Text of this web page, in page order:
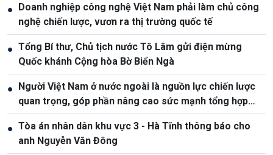
● Doanh nghiệp công nghệ Việt Nam phải làm chủ công
nghệ chiến lược, vươn ra thị trường quốc tế
● Tổng Bí thư, Chủ tịch nước Tô Lâm gửi điện mừng
Quốc khánh Cộng hòa Bờ Biển Ngà
● Người Việt Nam ở nước ngoài là nguồn lực chiến lược
quan trọng, góp phần nâng cao sức mạnh tổng hợp
quốc gia
● Tòa án nhân dân khu vực 3 - Hà Tĩnh thông báo cho
anh Nguyễn Văn Đông